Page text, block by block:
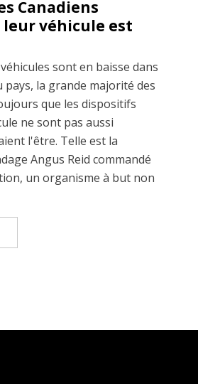
Canadiens
véhicule est
sont en baisse dans
la grande majorité des
que les dispositifs
ne sont pas aussi
l'être. Telle est la
Angus Reid commandé
un organisme à but non